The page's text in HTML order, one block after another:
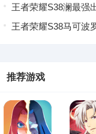
蛊配方大全一览
王者荣耀S38澜最强
荣耀澜S38赛季出装
王者荣耀S38马可波
推荐游戏